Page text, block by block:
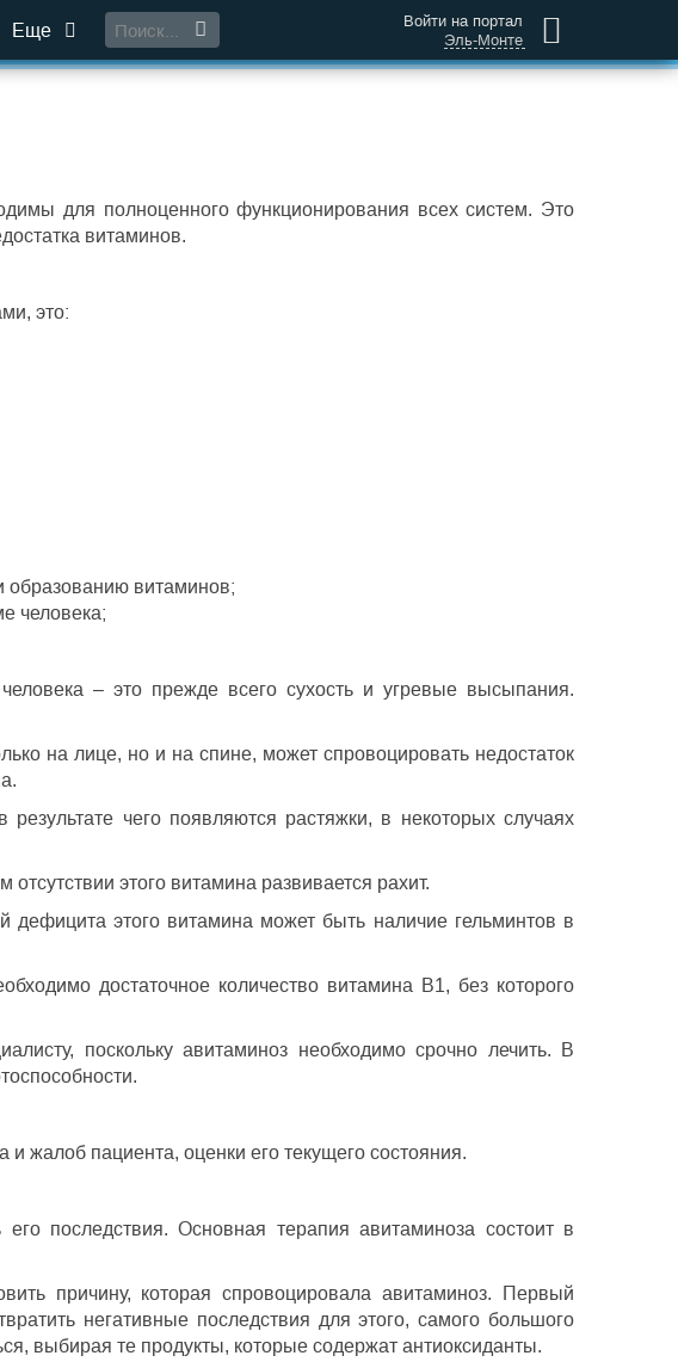
Еще
Войти на портал
Эль-Монте
для полноценного функционирования всех систем. Это
витаминов.
это:
образованию витаминов;
человека;
– это прежде всего сухость и угревые высыпания.
на лице, но и на спине, может спровоцировать недостаток
чего появляются растяжки, в некоторых случаях
этого витамина развивается рахит.
дефицита этого витамина может быть наличие гельминтов в
достаточное количество витамина В1, без которого
поскольку авитаминоз необходимо срочно лечить. В
и жалоб пациента, оценки его текущего состояния.
последствия. Основная терапия авитаминоза состоит в
причину, которая спровоцировала авитаминоз. Первый
негативные последствия для этого, самого большого
выбирая те продукты, которые содержат антиоксиданты.